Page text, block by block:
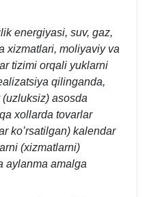
energiyasi, suv, gaz,
хizmatlari, moliyaviy va
tizimi orqali yuklarni
qilinganda,
asosda
хollarda tovarlar
koʻrsatilgan) kalendar
(хizmatlarni)
aylanma amalga